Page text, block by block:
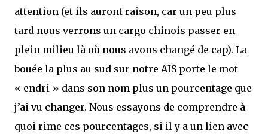
attention (et ils auront raison, car un peu plus
tard nous verrons un cargo chinois passer en
plein milieu là où nous avons changé de cap). La
bouée la plus au sud sur notre AIS porte le mot
« endri » dans son nom plus un pourcentage que
j’ai vu changer. Nous essayons de comprendre à
quoi rime ces pourcentages, si il y a un lien avec